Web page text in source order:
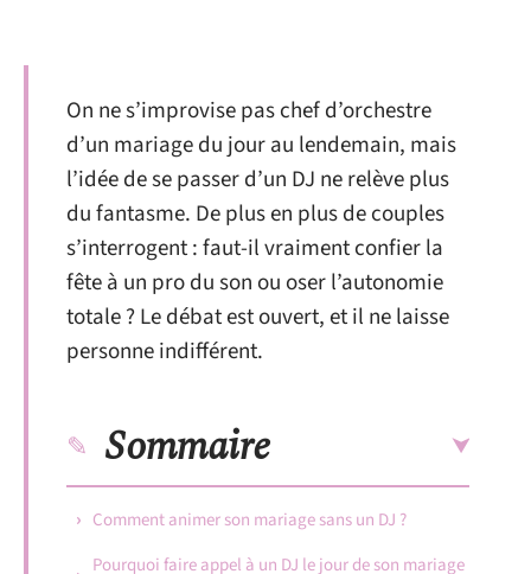
On ne s’improvise pas chef d’orchestre
d’un mariage du jour au lendemain, mais
l’idée de se passer d’un DJ ne relève plus
du fantasme. De plus en plus de couples
s’interrogent : faut-il vraiment confier la
fête à un pro du son ou oser l’autonomie
totale ? Le débat est ouvert, et il ne laisse
personne indifférent.
Sommaire
Comment animer son mariage sans un DJ ?
Pourquoi faire appel à un DJ le jour de son mariage